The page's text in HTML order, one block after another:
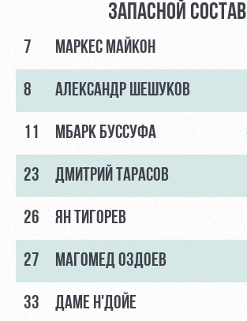
ЗАПАСНОЙ СОСТАВ
7 МАРКЕС МАЙКОН
8 АЛЕКСАНДР ШЕШУКОВ
11 МБАРК БУССУФА
23 ДМИТРИЙ ТАРАСОВ
26 ЯН ТИГОРЕВ
27 МАГОМЕД ОЗДОЕВ
33 ДАМЕ Н'ДОЙЕ